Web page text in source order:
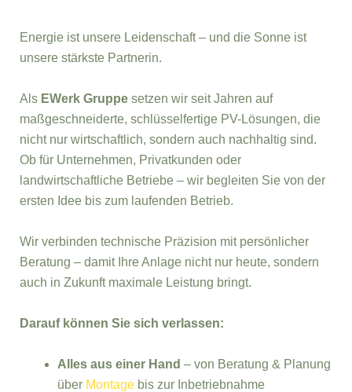
Energie ist unsere Leidenschaft – und die Sonne ist
unsere stärkste Partnerin.
Als EWerk Gruppe setzen wir seit Jahren auf
maßgeschneiderte, schlüsselfertige PV-Lösungen, die
nicht nur wirtschaftlich, sondern auch nachhaltig sind.
Ob für Unternehmen, Privatkunden oder
landwirtschaftliche Betriebe – wir begleiten Sie von der
ersten Idee bis zum laufenden Betrieb.
Wir verbinden technische Präzision mit persönlicher
Beratung – damit Ihre Anlage nicht nur heute, sondern
auch in Zukunft maximale Leistung bringt.
Darauf können Sie sich verlassen:
Alles aus einer Hand – von Beratung & Planung
über Montage bis zur Inbetriebnahme